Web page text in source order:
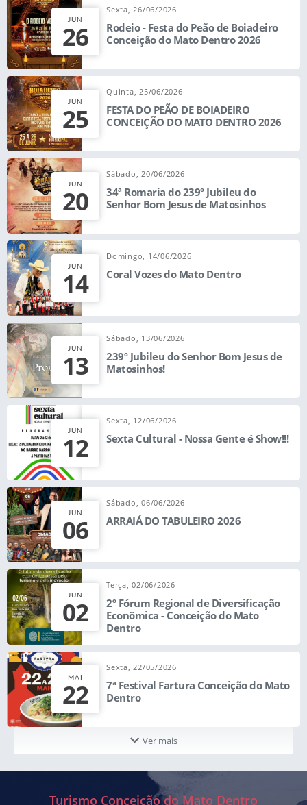
JUN
26
Sexta, 26/06/2026
Rodeio - Festa do Peão de Boiadeiro
Conceição do Mato Dentro 2026
JUN
25
Quinta, 25/06/2026
FESTA DO PEÃO DE BOIADEIRO
CONCEIÇÃO DO MATO DENTRO 2026
JUN
20
Sábado, 20/06/2026
34ª Romaria do 239º Jubileu do
Senhor Bom Jesus de Matosinhos
JUN
14
Domingo, 14/06/2026
Coral Vozes do Mato Dentro
JUN
13
Sábado, 13/06/2026
239º Jubileu do Senhor Bom Jesus de
Matosinhos!
JUN
12
Sexta, 12/06/2026
Sexta Cultural - Nossa Gente é Show!!!
JUN
06
Sábado, 06/06/2026
ARRAIÁ DO TABULEIRO 2026
JUN
02
Terça, 02/06/2026
2º Fórum Regional de Diversificação
Econômica - Conceição do Mato
Dentro
MAI
22
Sexta, 22/05/2026
7ª Festival Fartura Conceição do Mato
Dentro
Ver mais
Turismo Conceição do Mato Dentro